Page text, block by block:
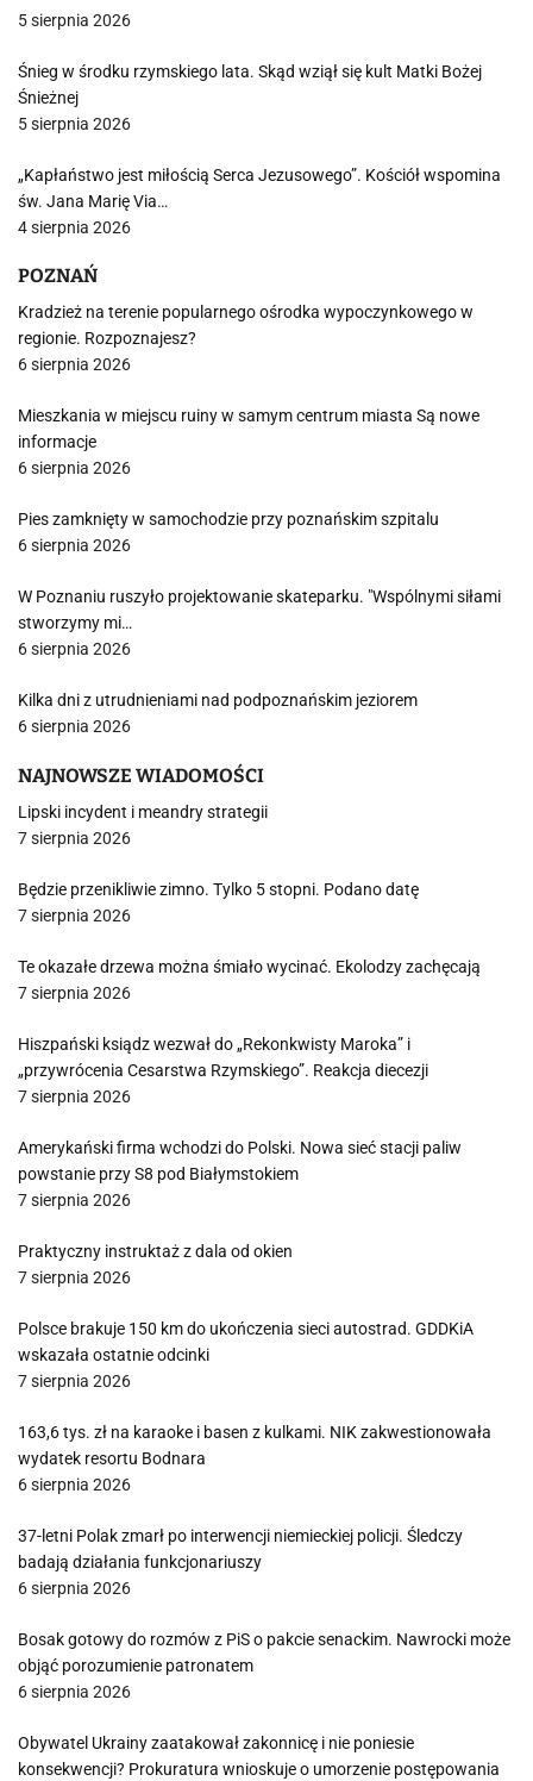
5 sierpnia 2026
Śnieg w środku rzymskiego lata. Skąd wziął się kult Matki Bożej
Śnieżnej
5 sierpnia 2026
„Kapłaństwo jest miłością Serca Jezusowego”. Kościół wspomina
św. Jana Marię Via…
4 sierpnia 2026
POZNAŃ
Kradzież na terenie popularnego ośrodka wypoczynkowego w
regionie. Rozpoznajesz?
6 sierpnia 2026
Mieszkania w miejscu ruiny w samym centrum miasta Są nowe
informacje
6 sierpnia 2026
Pies zamknięty w samochodzie przy poznańskim szpitalu
6 sierpnia 2026
W Poznaniu ruszyło projektowanie skateparku. "Wspólnymi siłami
stworzymy mi…
6 sierpnia 2026
Kilka dni z utrudnieniami nad podpoznańskim jeziorem
6 sierpnia 2026
NAJNOWSZE WIADOMOŚCI
Lipski incydent i meandry strategii
7 sierpnia 2026
Będzie przenikliwie zimno. Tylko 5 stopni. Podano datę
7 sierpnia 2026
Te okazałe drzewa można śmiało wycinać. Ekolodzy zachęcają
7 sierpnia 2026
Hiszpański ksiądz wezwał do „Rekonkwisty Maroka” i
„przywrócenia Cesarstwa Rzymskiego”. Reakcja diecezji
7 sierpnia 2026
Amerykański firma wchodzi do Polski. Nowa sieć stacji paliw
powstanie przy S8 pod Białymstokiem
7 sierpnia 2026
Praktyczny instruktaż z dala od okien
7 sierpnia 2026
Polsce brakuje 150 km do ukończenia sieci autostrad. GDDKiA
wskazała ostatnie odcinki
7 sierpnia 2026
163,6 tys. zł na karaoke i basen z kulkami. NIK zakwestionowała
wydatek resortu Bodnara
6 sierpnia 2026
37-letni Polak zmarł po interwencji niemieckiej policji. Śledczy
badają działania funkcjonariuszy
6 sierpnia 2026
Bosak gotowy do rozmów z PiS o pakcie senackim. Nawrocki może
objąć porozumienie patronatem
6 sierpnia 2026
Obywatel Ukrainy zaatakował zakonnicę i nie poniesie
konsekwencji? Prokuratura wnioskuje o umorzenie postępowania